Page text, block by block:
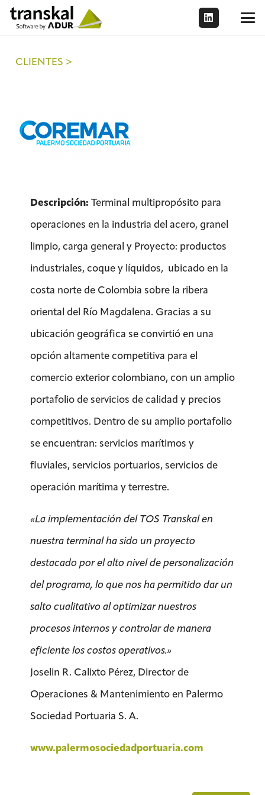
CLIENTES >
Descripción: Terminal multipropósito para
operaciones en la industria del acero, granel
limpio, carga general y Proyecto: productos
industriales, coque y líquidos, ubicado en la
costa norte de Colombia sobre la ribera
oriental del Río Magdalena. Gracias a su
ubicación geográfica se convirtió en una
opción altamente competitiva para el
comercio exterior colombiano, con un amplio
portafolio de servicios de calidad y precios
competitivos. Dentro de su amplio portafolio
se encuentran: servicios marítimos y
fluviales, servicios portuarios, servicios de
operación marítima y terrestre.
«La implementación del TOS Transkal en
nuestra terminal ha sido un proyecto
destacado por el alto nivel de personalización
del programa, lo que nos ha permitido dar un
salto cualitativo al optimizar nuestros
procesos internos y controlar de manera
eficiente los costos operativos.»
Joselin R. Calixto Pérez, Director de
Operaciones & Mantenimiento en Palermo
Sociedad Portuaria S. A.
www.palermosociedadportuaria.com